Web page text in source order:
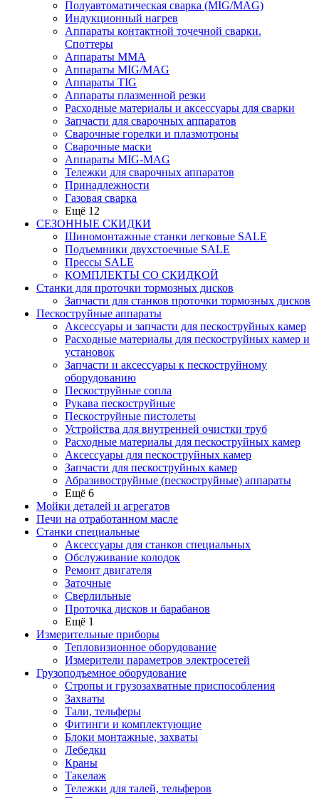
Полуавтоматическая сварка (MIG/MAG)
Индукционный нагрев
Аппараты контактной точечной сварки.
Споттеры
Аппараты MMA
Аппараты MIG/MAG
Аппараты TIG
Аппараты плазменной резки
Расходные материалы и аксессуары для сварки
Запчасти для сварочных аппаратов
Сварочные горелки и плазмотроны
Сварочные маски
Аппараты MIG-MAG
Тележки для сварочных аппаратов
Принадлежности
Газовая сварка
Ещё 12
СЕЗОННЫЕ СКИДКИ
Шиномонтажные станки легковые SALE
Подъемники двухстоечные SALE
Прессы SALE
КОМПЛЕКТЫ СО СКИДКОЙ
Станки для проточки тормозных дисков
Запчасти для станков проточки тормозных дисков
Пескоструйные аппараты
Аксессуары и запчасти для пескоструйных камер
Расходные материалы для пескоструйных камер и
установок
Запчасти и аксессуары к пескоструйному
оборудованию
Пескоструйные сопла
Рукава пескоструйные
Пескоструйные пистолеты
Устройства для внутренней очистки труб
Расходные материалы для пескоструйных камер
Аксессуары для пескоструйных камер
Запчасти для пескоструйных камер
Абразивоструйные (пескоструйные) аппараты
Ещё 6
Мойки деталей и агрегатов
Печи на отработанном масле
Станки специальные
Аксессуары для станков специальных
Обслуживание колодок
Ремонт двигателя
Заточные
Сверлильные
Проточка дисков и барабанов
Ещё 1
Измерительные приборы
Тепловизионное оборудование
Измерители параметров электросетей
Грузоподъемное оборудование
Стропы и грузозахватные приспособления
Захваты
Тали, тельферы
Фитинги и комплектующие
Блоки монтажные, захваты
Лебедки
Краны
Такелаж
Тележки для талей, тельферов